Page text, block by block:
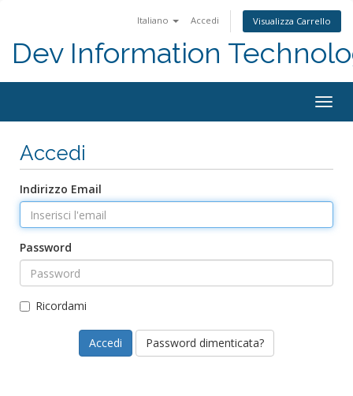
Italiano Accedi Visualizza Carrello
Dev Information
Accedi
Indirizzo Email
Password
Ricordami
Password dimenticata?